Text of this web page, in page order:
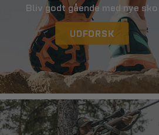
Bliv godt gående med nye sko
UDFORSK